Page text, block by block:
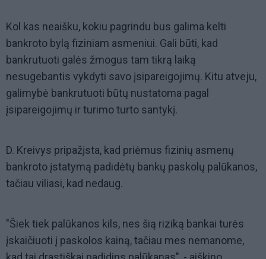
Kol kas neaišku, kokiu pagrindu bus galima kelti
bankroto bylą fiziniam asmeniui. Gali būti, kad
bankrutuoti galės žmogus tam tikrą laiką
nesugebantis vykdyti savo įsipareigojimų. Kitu atveju,
galimybė bankrutuoti būtų nustatoma pagal
įsipareigojimų ir turimo turto santykį.
D. Kreivys pripažįsta, kad priėmus fizinių asmenų
bankroto įstatymą padidėtų bankų paskolų palūkanos,
tačiau viliasi, kad nedaug.
"Šiek tiek palūkanos kils, nes šią riziką bankai turės
įskaičiuoti į paskolos kainą, tačiau mes nemanome,